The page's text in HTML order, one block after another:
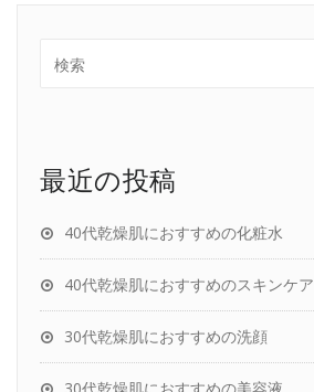
最近の投稿
40代乾燥肌におすすめの化粧水
40代乾燥肌におすすめのスキンケア
30代乾燥肌におすすめの洗顔